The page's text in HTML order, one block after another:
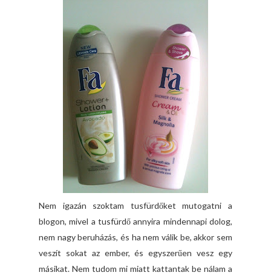
Nem igazán szoktam tusfürdőket mutogatni a
blogon, mivel a tusfürdő annyira mindennapi dolog,
nem nagy beruházás, és ha nem válik be, akkor sem
veszít sokat az ember, és egyszerűen vesz egy
másikat. Nem tudom mi miatt kattantak be nálam a